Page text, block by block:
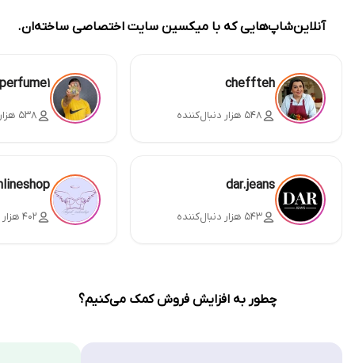
آنلاین‌شاپ‌هایی که با میکسین سایت اختصاصی ساخته‌ان.
cheffteh
۵۴۸ هزار دنبال‌کننده ۵۳۸ هزار دنبال‌کننده
dar.jeans
۵۴۳ هزار دنبال‌کننده ۴۰۲ هزار دنبال‌کننده
چطور به افزایش فروش کمک می‌کنیم؟